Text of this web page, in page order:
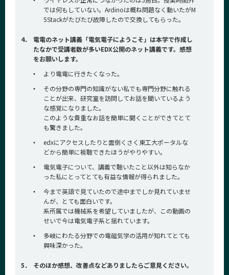
では何もしていない。Ardinoは概ね問題なく動いたがM
5Stackがたびたび故障したので交換してもらった。
4．
電電のネット講義「電気電子にようこそ」は本学で作成し
たなかで受講者数が多いEDX公開のネット講義です。感想
をお願いします。
・
より電電に行きたくなった。
・
その分野の専門の知識がない私でも専門分野に触れる
ことが出来、研究室を訪問してお話を聞いているよう
な感覚になりました。
このような貴重なお話を簡単に聞くことができてとて
も驚きました。
・
edxにアクセスしたりと面倒くさく東工大ポータルな
どから簡単に視聴できたほうがやりやすい。
・
電気電子について、講義で聴いたこと以外は知らなか
った私にとってとても有益な情報が得られました。
・
今まで英語で見ていたので途中までしか見れていませ
んが、とても面白いです。
系所属では機械系を希望していましたが、この動画の
せいで今は電気電子系と揺れています。
・
多岐にわたる分野での電磁気学の活用が知れてとても
興味深かった。
5．
そのほか感想、改善点などありましたらご意見ください。